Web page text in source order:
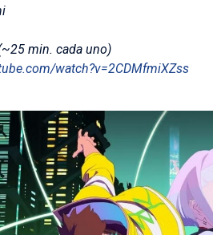
min. cada uno)
watch?v=2CDMfmiXZss